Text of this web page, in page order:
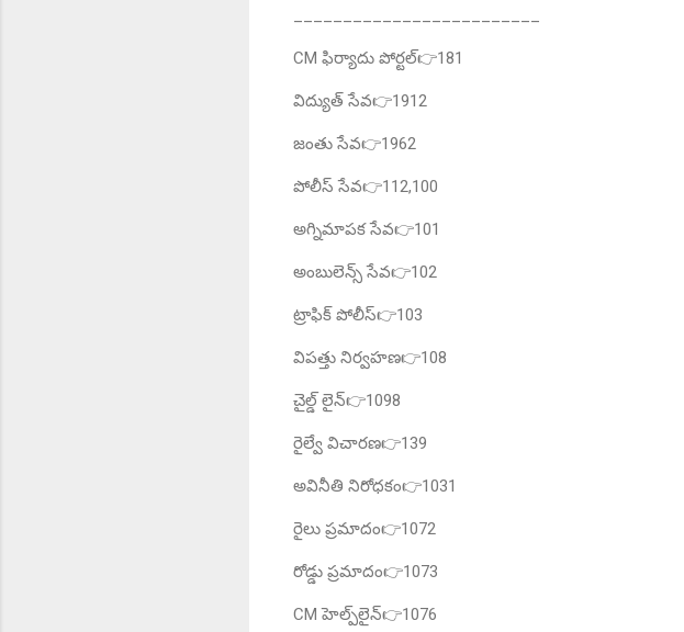
CM ఫిర్యాదు పోర్టల్👉181
విద్యుత్ సేవ👉1912
జంతు సేవ👉1962
పోలీస్ సేవ👉112,100
అగ్నిమాపక సేవ👉101
అంబులెన్స్ సేవ👉102
ట్రాఫిక్ పోలీస్👉103
విపత్తు నిర్వహణ👉108
చైల్డ్ లైన్👉1098
రైల్వే విచారణ👉139
అవినీతి నిరోధకం👉1031
రైలు ప్రమాదం👉1072
రోడ్డు ప్రమాదం👉1073
CM హెల్ప్‌లైన్👉1076